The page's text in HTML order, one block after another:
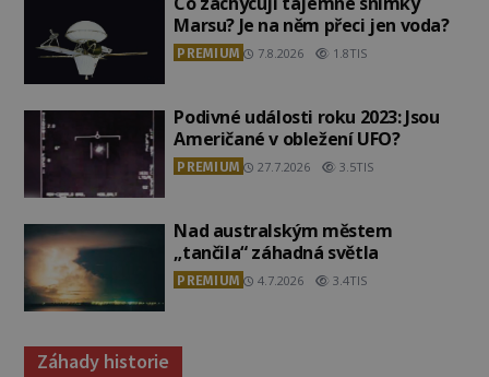
Marsu? Je na něm přeci jen voda?
PREMIUM 7.8.2026 1.8TIS
Podivné události roku 2023: Jsou
Američané v obležení UFO?
PREMIUM 27.7.2026 3.5TIS
Nad australským městem
„tančila“ záhadná světla
PREMIUM 4.7.2026 3.4TIS
Záhady historie